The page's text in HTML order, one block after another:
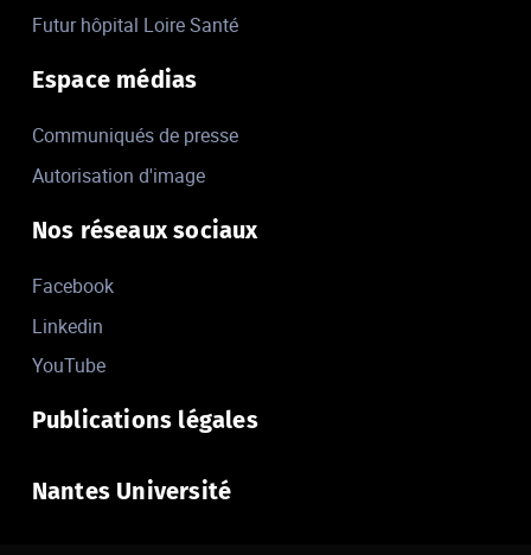
Futur hôpital Loire Santé
Espace médias
Communiqués de presse
Autorisation d'image
Nos réseaux sociaux
Facebook
Linkedin
YouTube
Publications légales
Nantes Université